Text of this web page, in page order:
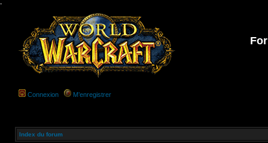
-
Connexion M’enregistrer
Index du forum